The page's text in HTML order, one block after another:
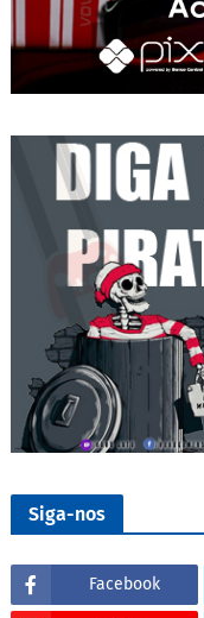
Siga-nos
Facebook